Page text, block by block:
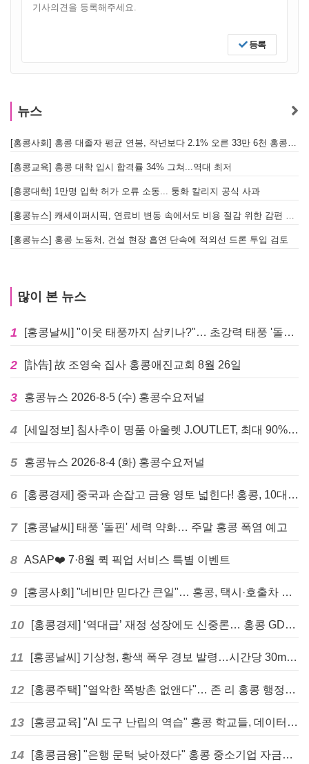
등록
뉴스
[홍콩교육] 홍콩 대학 입시 합격률 34% 그쳐...역대 최저
[홍콩대학] 1만명 입학 허가 오류 소동... 퉁화 칼리지 공식 사과
[홍콩뉴스] 홍콩 노동처, 건설 현장 흡연 단속에 적외선 드론 투입 검토
많이 본 뉴스
1 [홍콩날씨] "이웃 태풍까지 삼키나?"… 초강력 태풍 '돌핀' 세력 재확장
2 [訃告] 故 조영숙 집사 홍콩애진교회 8월 26일
3 홍콩뉴스 2026-8-5 (수) 홍콩수요저널
4 [세일정보] 침사추이 명품 아울렛 J.OUTLET, 최대 90% 빅 세일 진행
5 홍콩뉴스 2026-8-4 (화) 홍콩수요저널
6 [홍콩경제] 중국과 손잡고 금융 영토 넓힌다! 홍콩, 10대 신규 정책 발표
7 [홍콩날씨] 태풍 '돌핀' 세력 약화… 주말 홍콩 폭염 예고
8 ASAP❤️ 7·8월 퀵 픽업 서비스 특별 이벤트
9 [홍콩사회] "네비만 믿다간 큰일"… 홍콩, 택시·호출차 통합 시험 도입하며 규제 본격화
10 [홍콩경제] ‘역대급’ 재정 성장에도 신중론… 홍콩 GDP 전망 상향 속 “지정학적 리스크 경계”
11 [홍콩날씨] 기상청, 황색 폭우 경보 발령…시간당 30mm 이상 강우 예보
12 [홍콩주택] "열악한 쪽방촌 없앤다"… 존 리 홍콩 행정장관, 4년 내 단계적 폐지 선언
13 [홍콩교육] "AI 도구 난립의 역습" 홍콩 학교들, 데이터 고립에 교육 효과 평가 비상
14 [홍콩금융] "은행 문턱 낮아졌다" 홍콩 중소기업 자금줄 숨통 트이나… HKMA "2분기 신용 조건 안정적"